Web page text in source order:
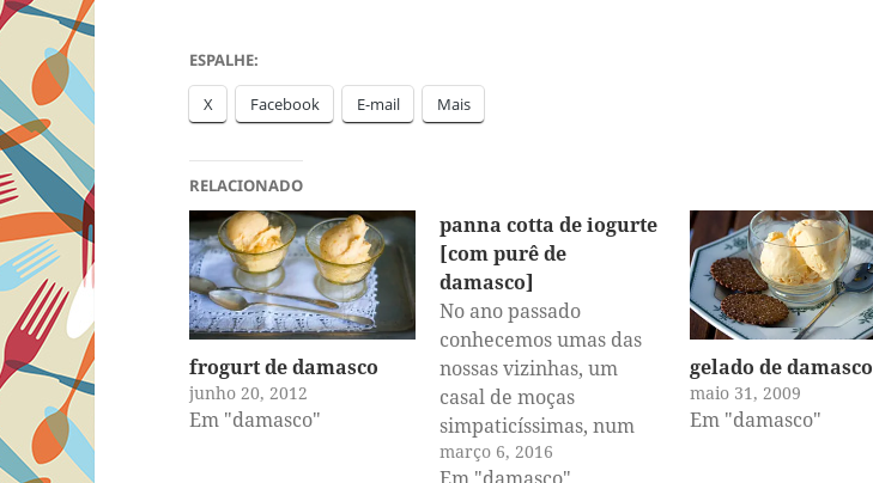
ESPALHE:
X Facebook E-mail Mais
RELACIONADO
frogurt de damasco
junho 20, 2012
Em "damasco"
panna cotta de iogurte
[com purê de
damasco]
No ano passado
conhecemos umas das
nossas vizinhas, um
casal de moças
simpaticíssimas, num
evento de final de ano
março 6, 2016
gelado de damasco
maio 31, 2009
Em "damasco"